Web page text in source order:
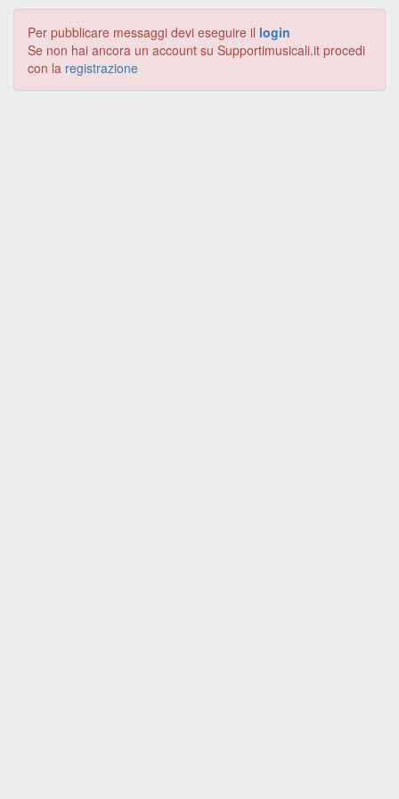
Per pubblicare messaggi devi eseguire il login
Se non hai ancora un account su Supportimusicali.it procedi
con la registrazione